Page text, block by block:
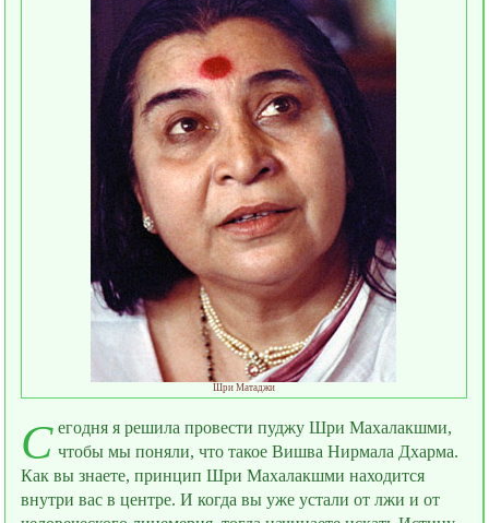
Шри Матаджи
С егодня я решила провести пуджу Шри Махалакшми,
чтобы мы поняли, что такое Вишва Нирмала Дхарма.
Как вы знаете, принцип Шри Махалакшми находится
внутри вас в центре. И когда вы уже устали от лжи и от